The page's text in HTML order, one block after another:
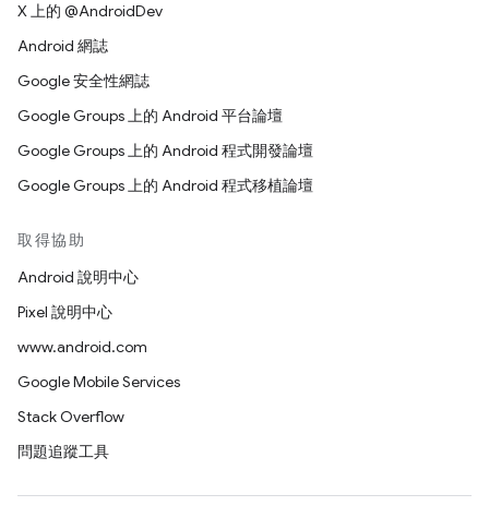
X 上的 @AndroidDev
Android 網誌
Google 安全性網誌
Google Groups 上的 Android 平台論壇
Google Groups 上的 Android 程式開發論壇
Google Groups 上的 Android 程式移植論壇
取得協助
Android 說明中心
Pixel 說明中心
www.android.com
Google Mobile Services
Stack Overflow
問題追蹤工具